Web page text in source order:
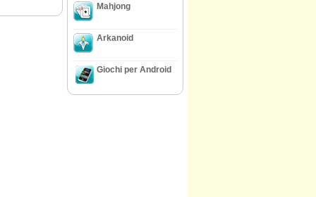
Mahjong
Arkanoid
Giochi per Android